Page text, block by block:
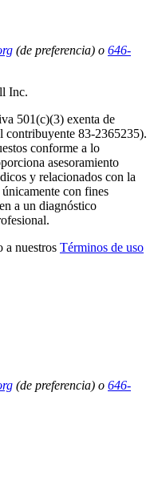
(de preferencia) o 646-
Inc.
501(c)(3) exenta de
contribuyente 83-2365235).
conforme a lo
asesoramiento
y relacionados con la
con fines
a un diagnóstico
a nuestros Términos de uso
(de preferencia) o 646-